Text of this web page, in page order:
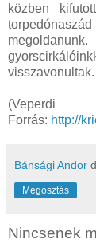
közben
Forrás: http://
Bánsági Andor
Megosztás
Nincsenek